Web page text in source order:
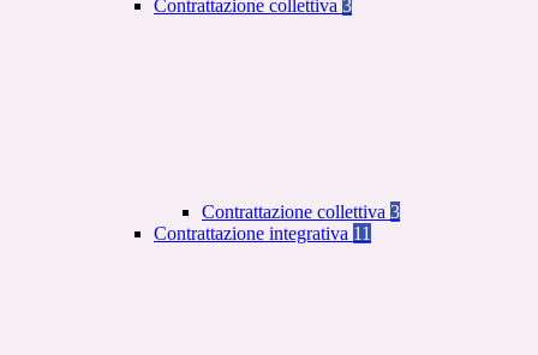
Contrattazione collettiva 3
Contrattazione collettiva 3
Contrattazione integrativa 11